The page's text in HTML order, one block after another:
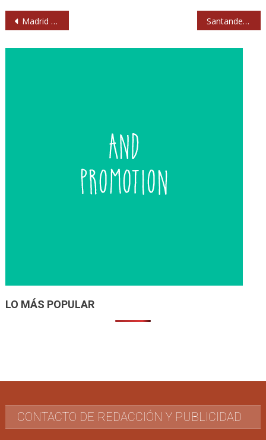
Navegación
Madrid Circuito Independiente 2015: Virginia Labuat, Alondra Bentley, Juventud Juché, Kokoshca… Santander Music Festival 2015 incorpora a La Roux, Cycle y Carlos Sadness
LO MÁS POPULAR
CONTACTO DE REDACCIÓN Y PUBLICIDAD